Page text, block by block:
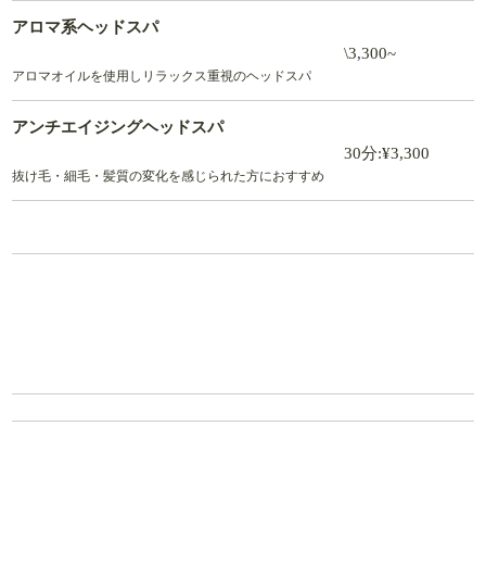
アロマ系ヘッドスパ
\3,300~
アロマオイルを使用しリラックス重視のヘッドスパ
アンチエイジングヘッドスパ
30分:¥3,300
抜け毛・細毛・髪質の変化を感じられた方におすすめ